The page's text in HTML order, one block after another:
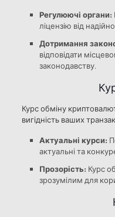
Регулюючі органи:
ліцензію від
Дотримання
відповідати
законодавству.
Курс обміну
вигідність ваших
Актуальні курси:
актуальні та
Прозорість: Курс
зрозумілим для